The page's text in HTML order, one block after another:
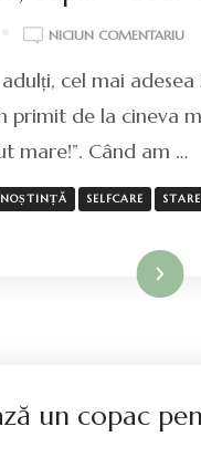
NICIUN COMENTARIULA
adulți, cel mai
primit de la cineva
mare!”. Când am …
SELFCARE
Mai mult
un copac